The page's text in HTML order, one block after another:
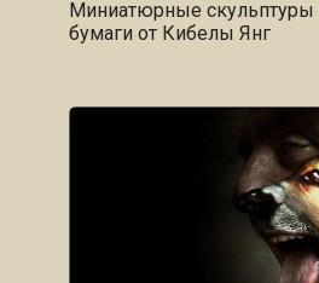
Миниатюрные скульптуры
бумаги от Кибелы Янг